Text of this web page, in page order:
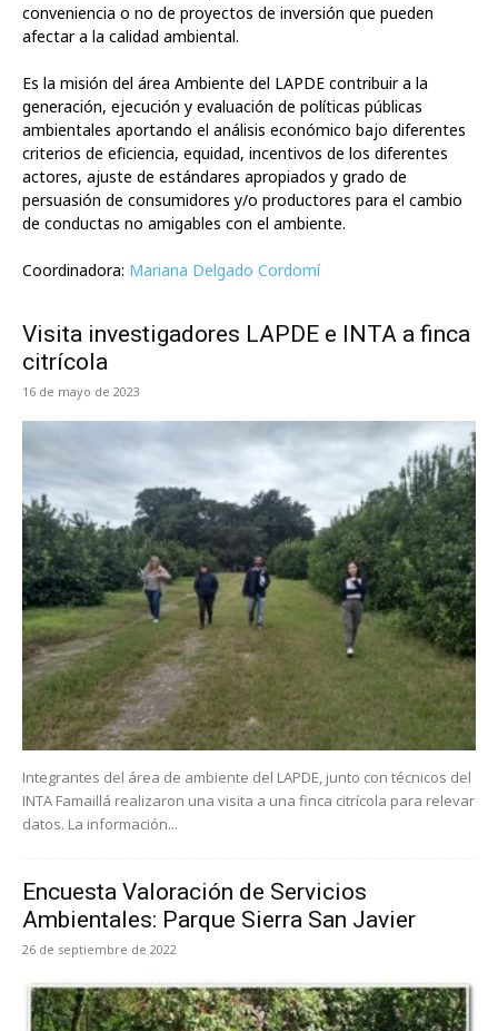
conveniencia o no de proyectos de inversión que pueden
afectar a la calidad ambiental.
Es la misión del área Ambiente del LAPDE contribuir a la
generación, ejecución y evaluación de políticas públicas
ambientales aportando el análisis económico bajo diferentes
criterios de eficiencia, equidad, incentivos de los diferentes
actores, ajuste de estándares apropiados y grado de
persuasión de consumidores y/o productores para el cambio
de conductas no amigables con el ambiente.
Coordinadora: Mariana Delgado Cordomí
Visita investigadores LAPDE e INTA a finca
citrícola
16 de mayo de 2023
Integrantes del área de ambiente del LAPDE, junto con técnicos del
INTA Famaillá realizaron una visita a una finca citrícola para relevar
datos. La información...
Encuesta Valoración de Servicios
Ambientales: Parque Sierra San Javier
26 de septiembre de 2022